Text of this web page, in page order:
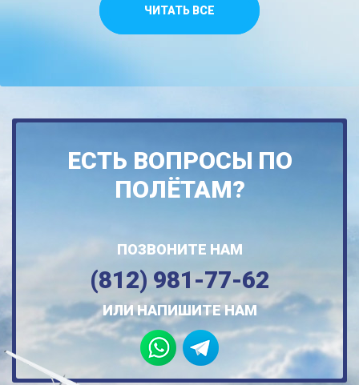
ЧИТАТЬ ВСЕ
ЕСТЬ ВОПРОСЫ ПО
ПОЛЁТАМ?
ПОЗВОНИТЕ НАМ
(812) 981-77-62
ИЛИ НАПИШИТЕ НАМ